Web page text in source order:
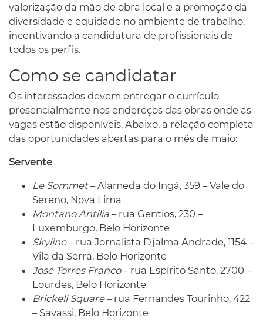
valorização da mão de obra local e a promoção da
diversidade e equidade no ambiente de trabalho,
incentivando a candidatura de profissionais de
todos os perfis.
Como se candidatar
Os interessados devem entregar o currículo
presencialmente nos endereços das obras onde as
vagas estão disponíveis. Abaixo, a relação completa
das oportunidades abertas para o mês de maio:
Servente
Le Sommet– Alameda do Ingá, 359 – Vale do
Sereno, Nova Lima
Montano Antilia – rua Gentios, 230 –
Luxemburgo, Belo Horizonte
Skyline– rua Jornalista Djalma Andrade, 1154 –
Vila da Serra, Belo Horizonte
José Torres Franco– rua Espírito Santo, 2700 –
Lourdes, Belo Horizonte
Brickell Square– rua Fernandes Tourinho, 422
– Savassi, Belo Horizonte